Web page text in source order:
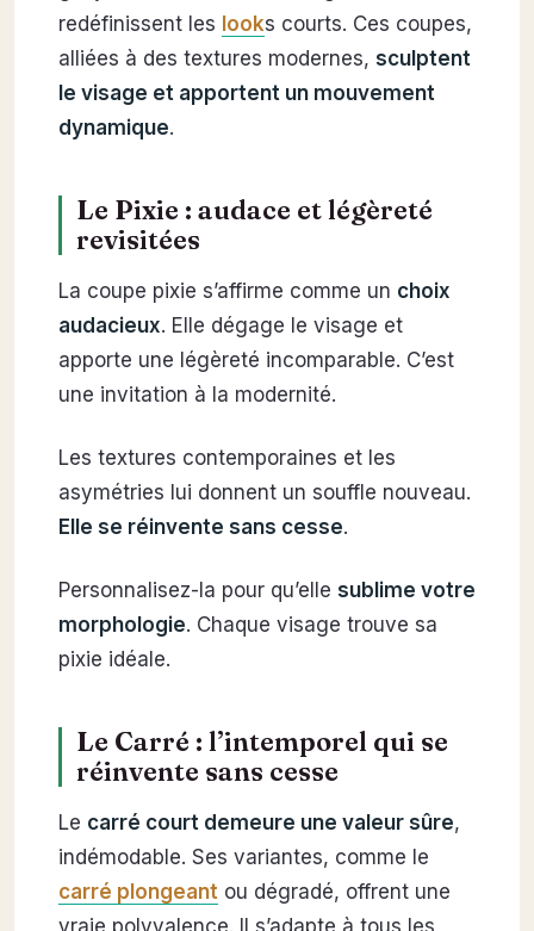
redéfinissent les looks courts. Ces coupes,
alliées à des textures modernes, sculptent
le visage et apportent un mouvement
dynamique.
Le Pixie : audace et légèreté
revisitées
La coupe pixie s’affirme comme un choix
audacieux. Elle dégage le visage et
apporte une légèreté incomparable. C’est
une invitation à la modernité.
Les textures contemporaines et les
asymétries lui donnent un souffle nouveau.
Elle se réinvente sans cesse.
Personnalisez-la pour qu’elle sublime votre
morphologie. Chaque visage trouve sa
pixie idéale.
Le Carré : l’intemporel qui se
réinvente sans cesse
Le carré court demeure une valeur sûre,
indémodable. Ses variantes, comme le
carré plongeant ou dégradé, offrent une
vraie polyvalence. Il s’adapte à tous les